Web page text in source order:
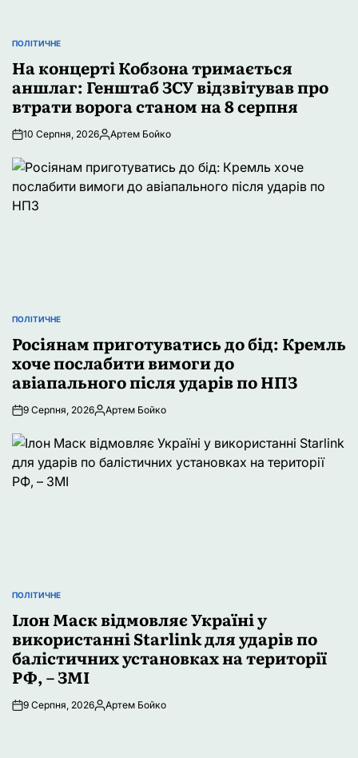
ОПУБЛІКУВАТИ
ПОЛІТИЧНЕ
На концерті Кобзона тримається
аншлаг: Генштаб ЗСУ відзвітував про
втрати ворога станом на 8 серпня
10 Серпня, 2026Опубліковано
Артем Бойко
ОПУБЛІКУВАТИ
ПОЛІТИЧНЕ
Росіянам приготуватись до бід: Кремль
хоче послабити вимоги до
авіапального після ударів по НПЗ
9 Серпня, 2026Опубліковано
Артем Бойко
ОПУБЛІКУВАТИ
ПОЛІТИЧНЕ
Ілон Маск відмовляє Україні у
використанні Starlink для ударів по
балістичних установках на території
РФ, – ЗМІ
9 Серпня, 2026Опубліковано
Артем Бойко